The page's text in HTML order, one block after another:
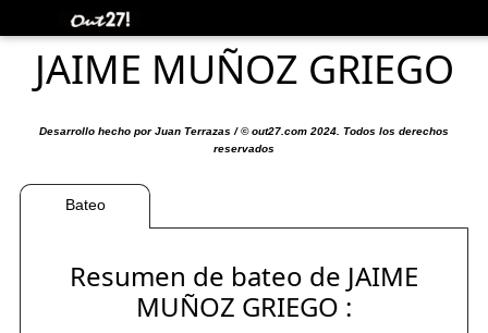
JAIME MUÑOZ GRIEGO
Desarrollo hecho por Juan Terrazas / © out27.com 2024. Todos los derechos
reservados
Bateo
Resumen de bateo de JAIME
MUÑOZ GRIEGO :